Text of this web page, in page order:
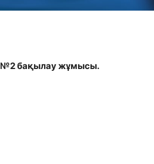
№2 бақылау жұмысы.